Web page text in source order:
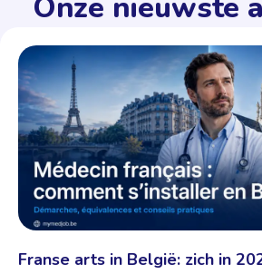
Onze nieuwste
Franse arts in België: zich in